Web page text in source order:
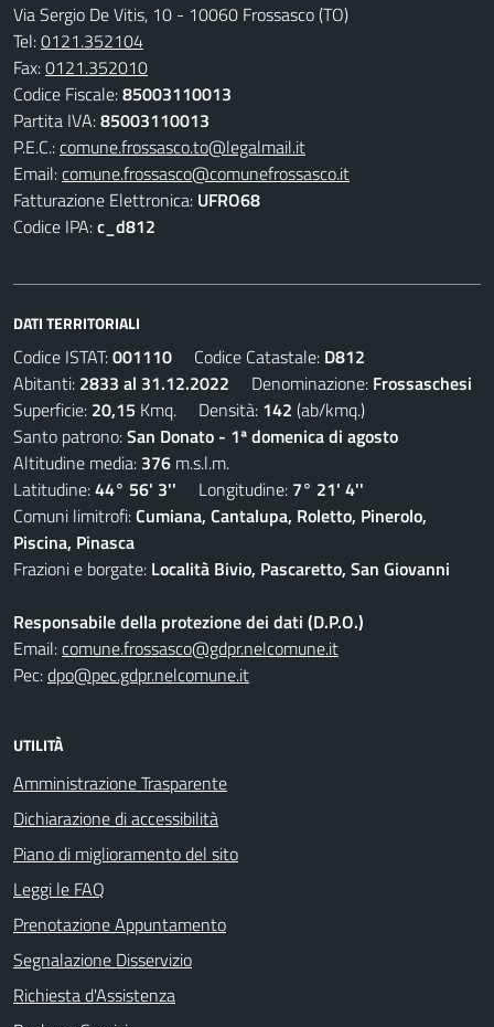
Via Sergio De Vitis, 10 - 10060 Frossasco (TO)
Tel:0121.352104
Fax:0121.352010
Codice Fiscale:85003110013
Partita IVA:85003110013
P.E.C.:comune.frossasco.to@legalmail.it
Email:comune.frossasco@comunefrossasco.it
Fatturazione Elettronica: UFRO68
Codice IPA:c_d812
DATI TERRITORIALI
Codice ISTAT:001110 Codice Catastale: D812
Abitanti: 2833 al 31.12.2022 Denominazione: Frossaschesi
Superficie: 20,15 Kmq. Densità: 142 (ab/kmq.)
Santo patrono:San Donato - 1ª domenica di agosto
Altitudine media: 376 m.s.l.m.
Latitudine:44° 56' 3'' Longitudine: 7° 21' 4''
Comuni limitrofi:Cumiana, Cantalupa, Roletto, Pinerolo,
Piscina, Pinasca
Frazioni e borgate: Località Bivio, Pascaretto, San Giovanni
Responsabile della protezione dei dati (D.P.O.)
Email:comune.frossasco@gdpr.nelcomune.it
Pec:dpo@pec.gdpr.nelcomune.it
UTILITÀ
Amministrazione Trasparente
Dichiarazione di accessibilità
Piano di miglioramento del sito
Leggi le FAQ
Prenotazione Appuntamento
Segnalazione Disservizio
Richiesta d'Assistenza